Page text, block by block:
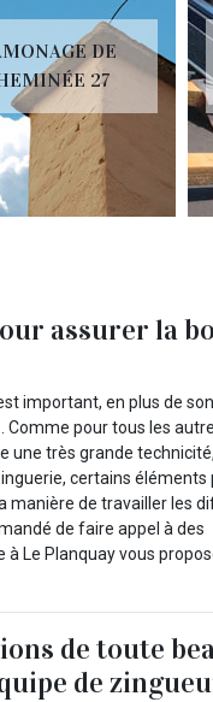
DE
27
assurer la
important, en plus de son
pour tous les
une très grande
certains éléments
manière de travailler les
de faire appel à des
Le Planquay vous
de toute
de